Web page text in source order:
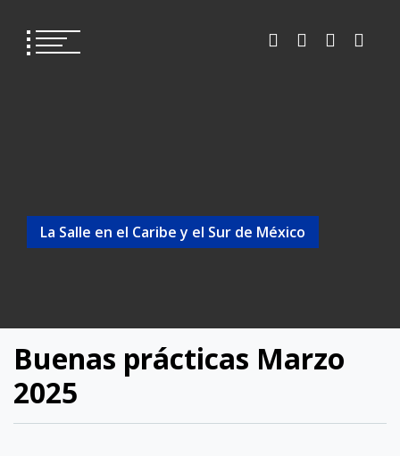
La Salle en el Caribe y el Sur de México
Buenas prácticas Marzo
2025